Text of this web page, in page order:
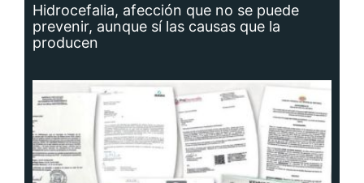
Hidrocefalia, afección que no se puede
prevenir, aunque sí las causas que la
producen